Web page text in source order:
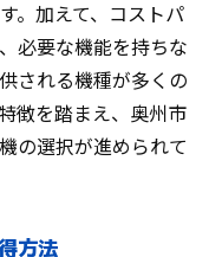
。加えて、コストパ
必要な機能を持ちな
される機種が多くの
徴を踏まえ、奥州市
の選択が進められて
方法